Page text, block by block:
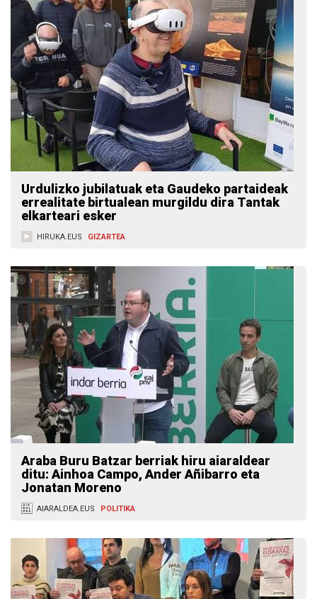
Urdulizko jubilatuak eta Gaudeko partaideak
errealitate birtualean murgildu dira Tantak
elkarteari esker
HIRUKA.EUS GIZARTEA
Araba Buru Batzar berriak hiru aiaraldear
ditu: Ainhoa Campo, Ander Añibarro eta
Jonatan Moreno
AIARALDEA.EUS POLITIKA